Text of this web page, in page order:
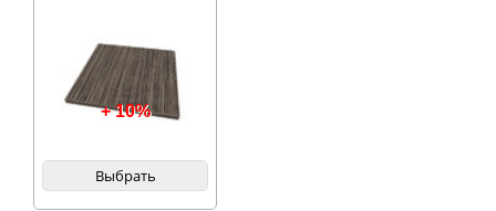
+ 10%
Выбрать